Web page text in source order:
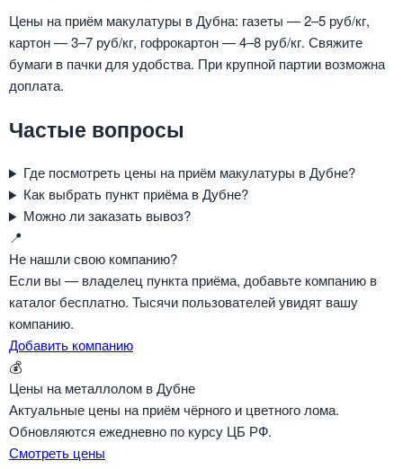
Цены на приём макулатуры в Дубна: газеты — 2–5 руб/кг,
картон — 3–7 руб/кг, гофрокартон — 4–8 руб/кг. Свяжите
бумаги в пачки для удобства. При крупной партии возможна
доплата.
Частые вопросы
Где посмотреть цены на приём макулатуры в Дубне?
Как выбрать пункт приёма в Дубне?
Можно ли заказать вывоз?
📍
Не нашли свою компанию?
Если вы — владелец пункта приёма, добавьте компанию в
каталог бесплатно. Тысячи пользователей увидят вашу
компанию.
Добавить компанию
💰
Цены на металлолом в Дубне
Актуальные цены на приём чёрного и цветного лома.
Обновляются ежедневно по курсу ЦБ РФ.
Смотреть цены